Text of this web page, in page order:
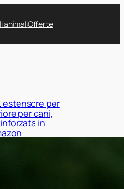
animaliOfferte
estensore per
per cani,
in